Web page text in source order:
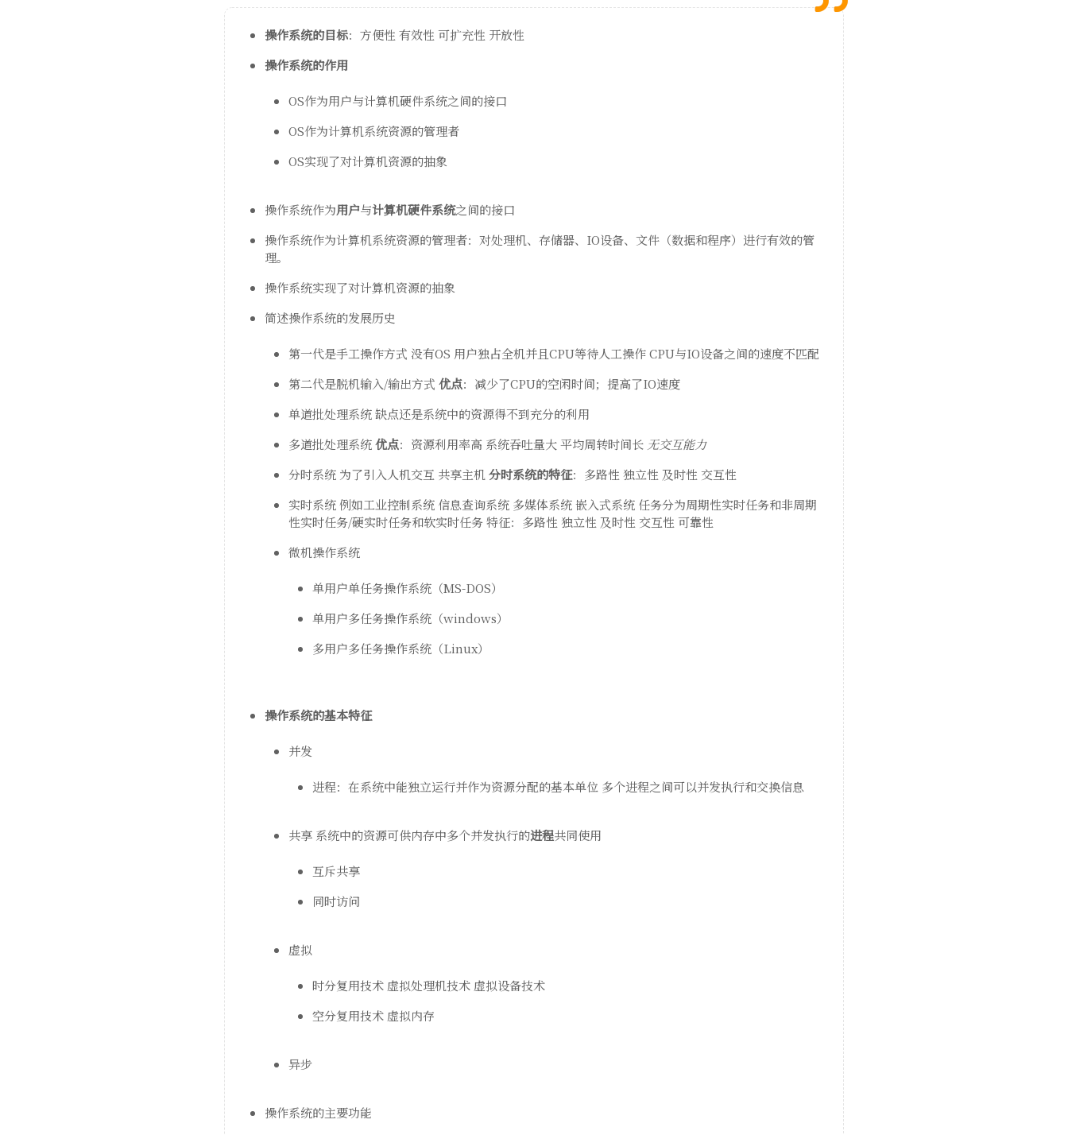
操作系统的目标：方便性 有效性 可扩充性 开放性
操作系统的作用
OS作为用户与计算机硬件系统之间的接口
OS作为计算机系统资源的管理者
OS实现了对计算机资源的抽象
操作系统作为用户与计算机硬件系统之间的接口
操作系统作为计算机系统资源的管理者：对处理机、存储器、IO设备、文件（数据和程序）进行有效的管
理。
操作系统实现了对计算机资源的抽象
简述操作系统的发展历史
第一代是手工操作方式 没有OS 用户独占全机并且CPU等待人工操作 CPU与IO设备之间的速度不匹配
第二代是脱机输入/输出方式 优点：减少了CPU的空闲时间；提高了IO速度
单道批处理系统 缺点还是系统中的资源得不到充分的利用
多道批处理系统优点：资源利用率高 系统吞吐量大 平均周转时间长 无交互能力
分时系统 为了引入人机交互 共享主机 分时系统的特征：多路性 独立性 及时性 交互性
实时系统 例如工业控制系统 信息查询系统 多媒体系统 嵌入式系统 任务分为周期性实时任务和非周期
性实时任务/硬实时任务和软实时任务 特征：多路性 独立性 及时性 交互性 可靠性
微机操作系统
单用户单任务操作系统（MS-DOS）
单用户多任务操作系统（windows）
多用户多任务操作系统（Linux）
操作系统的基本特征
并发
进程：在系统中能独立运行并作为资源分配的基本单位 多个进程之间可以并发执行和交换信息
共享 系统中的资源可供内存中多个并发执行的进程共同使用
互斥共享
同时访问
虚拟
时分复用技术 虚拟处理机技术 虚拟设备技术
空分复用技术 虚拟内存
异步
操作系统的主要功能